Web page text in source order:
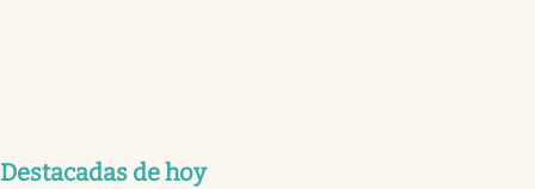
Destacadas de hoy